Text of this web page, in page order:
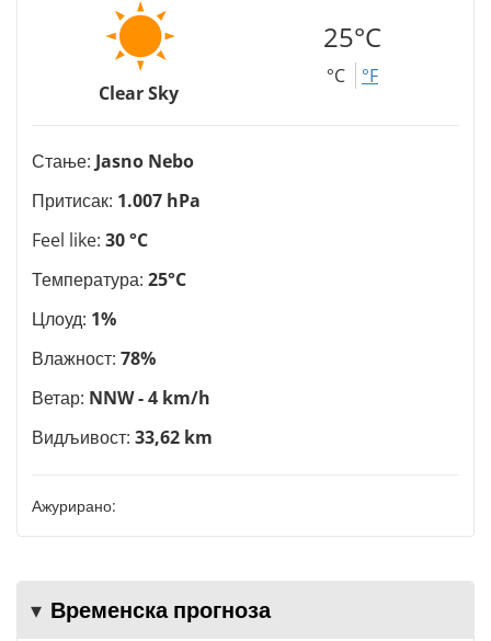
Clear Sky
25°C
°C °F
Стање: Jasno Nebo
Притисак: 1.007 hPa
Feel like: 30 °C
Температура: 25°C
Цлоуд: 1%
Влажност: 78%
Ветар: NNW - 4 km/h
Видљивост: 33,62 km
Ажурирано:
Временска прогноза